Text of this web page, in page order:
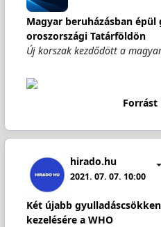
Magyar beruházásban
oroszországi Tatárföldön
Új korszak kezdődött a
hirado.hu
2021. 07. 07. 10:00
Két újabb
kezelésére a WHO